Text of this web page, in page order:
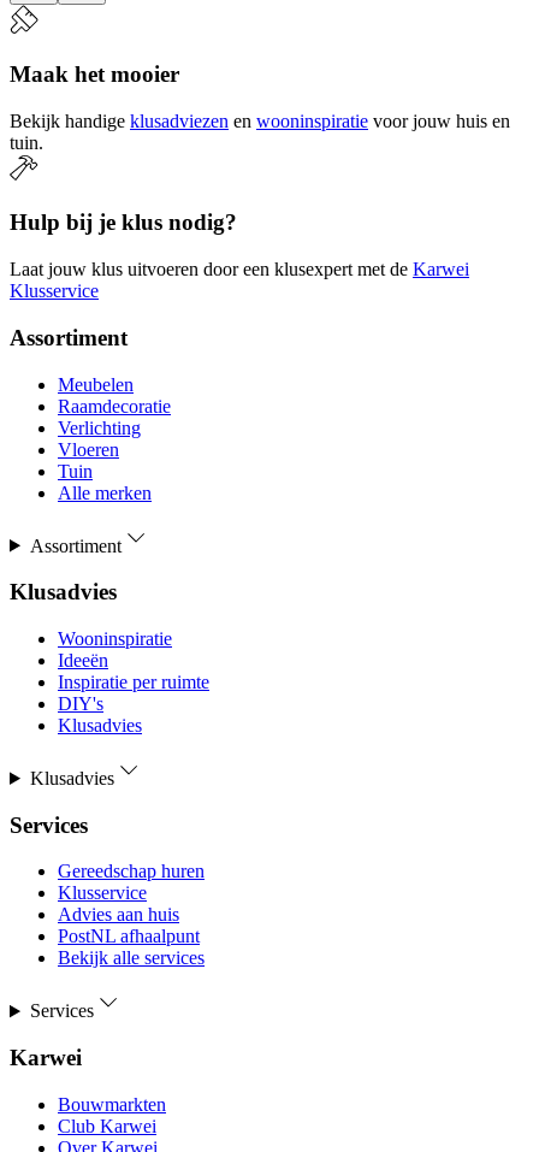
Maak het mooier
Bekijk handige klusadviezen en wooninspiratie voor jouw huis en
tuin.
Hulp bij je klus nodig?
Laat jouw klus uitvoeren door een klusexpert met de Karwei
Klusservice
Assortiment
Meubelen
Raamdecoratie
Verlichting
Vloeren
Tuin
Alle merken
Assortiment
Klusadvies
Wooninspiratie
Ideeën
Inspiratie per ruimte
DIY's
Klusadvies
Klusadvies
Services
Gereedschap huren
Klusservice
Advies aan huis
PostNL afhaalpunt
Bekijk alle services
Services
Karwei
Bouwmarkten
Club Karwei
Over Karwei